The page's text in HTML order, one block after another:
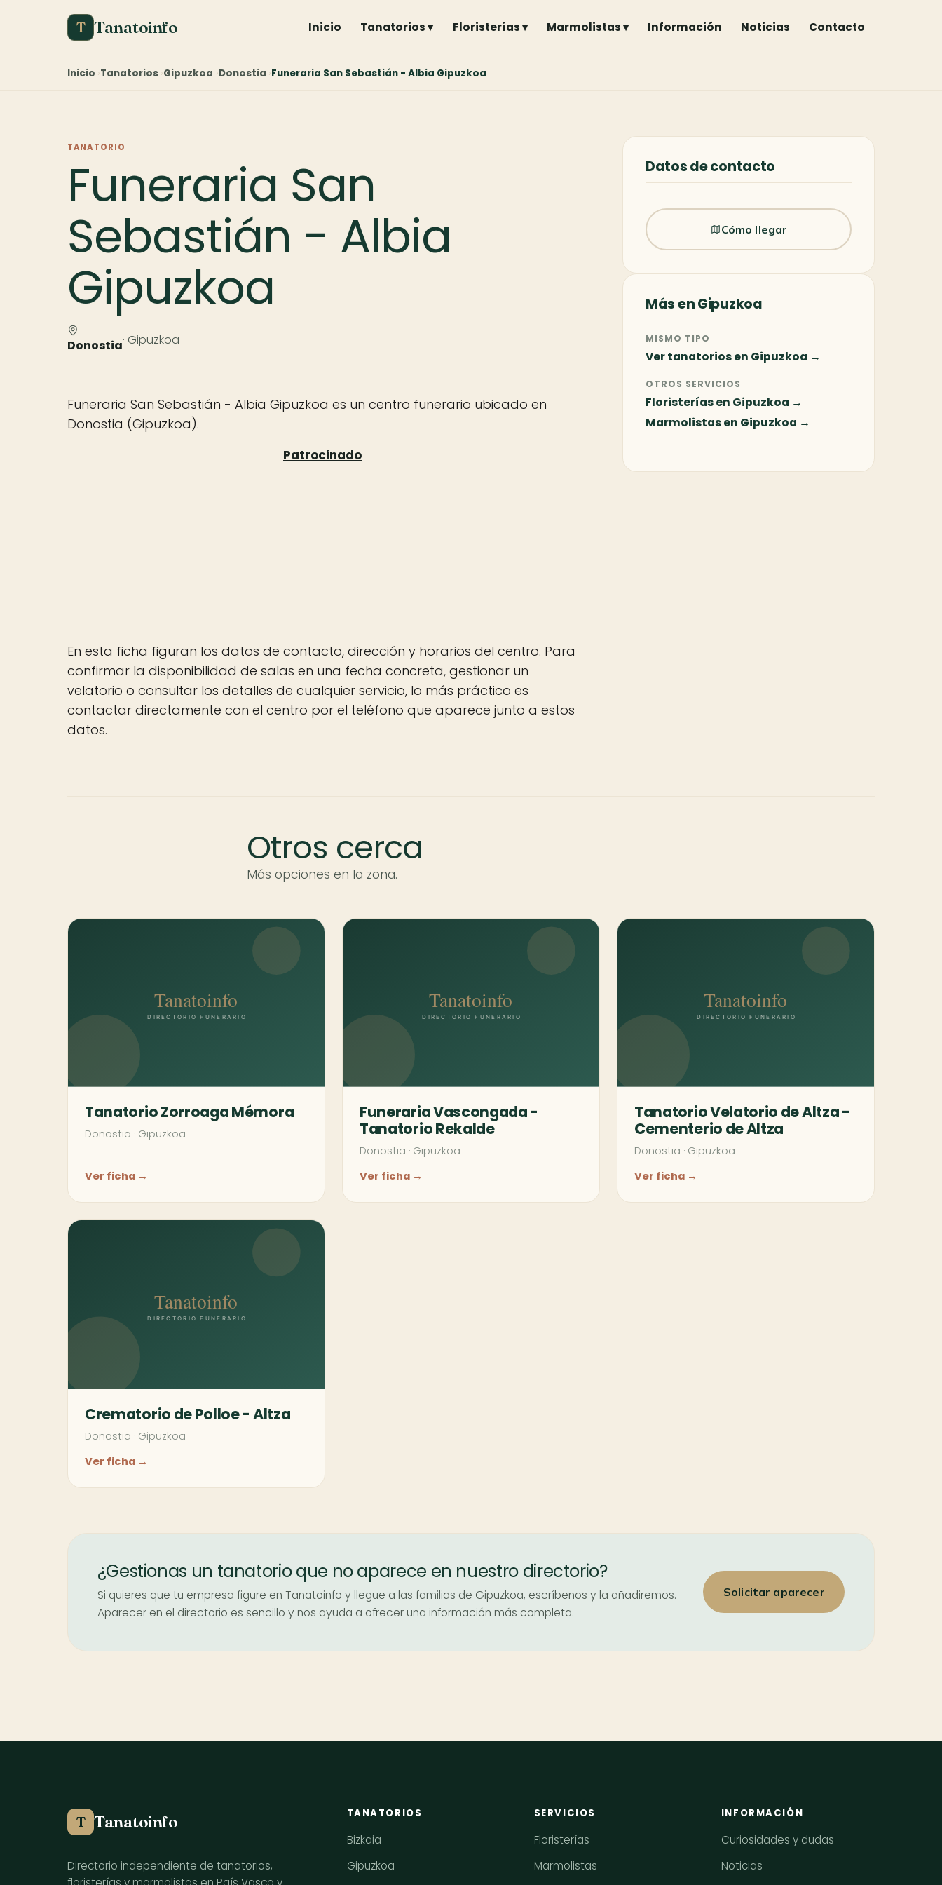
T Tanatoinfo Inicio Tanatorios ▾ Floristerías ▾ Marmolistas ▾ Información Noticias Contacto
Inicio Tanatorios Gipuzkoa Donostia Funeraria San Sebastián - Albia Gipuzkoa
TANATORIO
Funeraria San
Sebastián - Albia
Gipuzkoa
Donostia· Gipuzkoa
Funeraria San Sebastián - Albia Gipuzkoa es un centro funerario ubicado en
Donostia (Gipuzkoa).
En esta ficha figuran los datos de contacto, dirección y horarios del centro. Para
confirmar la disponibilidad de salas en una fecha concreta, gestionar un
velatorio o consultar los detalles de cualquier servicio, lo más práctico es
contactar directamente con el centro por el teléfono que aparece junto a estos
datos.
Datos de contacto
Cómo llegar
Más en Gipuzkoa
MISMO TIPO
Ver tanatorios en Gipuzkoa →
OTROS SERVICIOS
Floristerías en Gipuzkoa →
Marmolistas en Gipuzkoa →
Otros cerca
Más opciones en la zona.
Tanatorio Zorroaga Mémora
Donostia · Gipuzkoa
Ver ficha →
Funeraria Vascongada -
Tanatorio Rekalde
Donostia · Gipuzkoa
Ver ficha →
Tanatorio Velatorio de Altza -
Cementerio de Altza
Donostia · Gipuzkoa
Ver ficha →
Crematorio de Polloe - Altza
Donostia · Gipuzkoa
Ver ficha →
¿Gestionas un tanatorio que no aparece en nuestro directorio?
Si quieres que tu empresa figure en Tanatoinfo y llegue a las familias de Gipuzkoa, escríbenos y la añadiremos.
Aparecer en el directorio es sencillo y nos ayuda a ofrecer una información más completa.
Solicitar aparecer
T Tanatoinfo
Directorio independiente de tanatorios,
TANATORIOS
Bizkaia
Gipuzkoa
SERVICIOS
Floristerías
Marmolistas
INFORMACIÓN
Curiosidades y dudas
Noticias